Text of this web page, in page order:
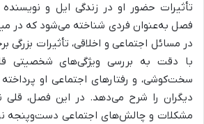
تأثیرات حضور او در زندگی ایل و نویسنده
فصل به‌عنوان فردی شناخته می‌شود که در
در مسائل اجتماعی و اخلاقی، تأثیرات بزرگی
با دقت به بررسی ویژگی‌های شخصیتی
سخت‌کوشی، و رفتارهای اجتماعی او پرداخته
دیگران را شرح می‌دهد. در این فصل، قلی
مشکلات و چالش‌های اجتماعی دست‌وپنجه